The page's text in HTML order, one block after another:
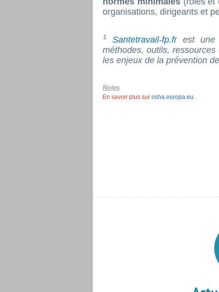
organisations, dirigeants et
1 Santetravail-fp.frest une
méthodes, outils,
les enjeux de la prévention
Notes
En savoir plus sur osha.europa.eu